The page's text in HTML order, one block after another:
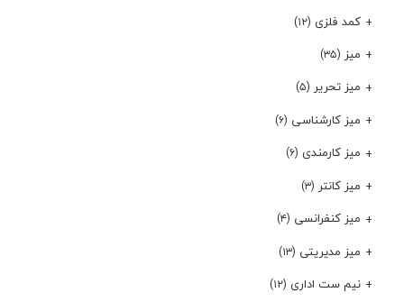
کمد فلزی (۱۲)
میز (۳۵)
میز تحریر (۵)
میز کارشناسی (۶)
میز کارمندی (۶)
میز کانتر (۳)
میز کنفرانسی (۴)
میز مدیریتی (۱۳)
نیم ست اداری (۱۲)